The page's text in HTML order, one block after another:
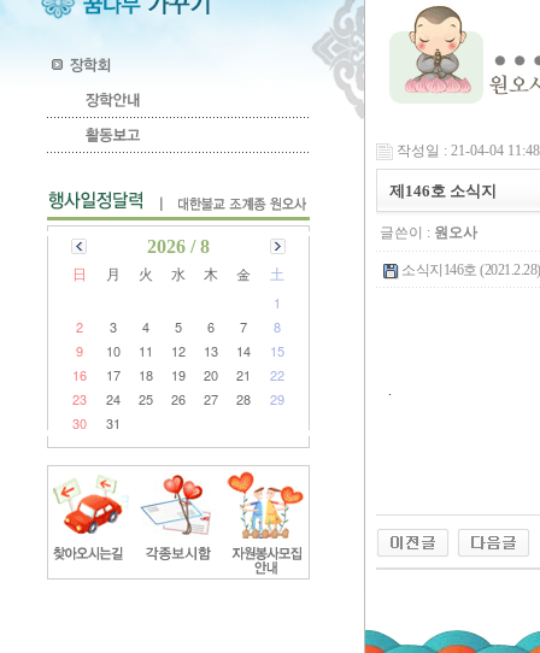
2026 / 8
日 月 火 水 木 金 土
1
2
3 4 5 6 7
8
9
10 11 12 13 14
15
16
17 18 19 20 21
22
23
24 25 26 27 28
29
30
31
작성일 : 21-04-04 11:48
제146호 소식지
글쓴이 : 원오사
소식지146호
.